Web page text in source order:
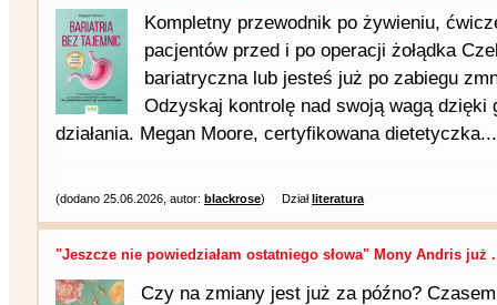
Kompletny przewodnik po żywieniu,
pacjentów przed i po operacji żołądka
bariatryczna lub jesteś już po zabiegu
Odzyskaj kontrolę nad swoją wagą dzięki
działania. Megan Moore, certyfikowana dietetyczka...
(dodano 25.06.2026, autor: blackrose) Działliteratura
"Jeszcze nie powiedziałam ostatniego słowa" Mony Andris już
Czy na zmiany jest już za późno?